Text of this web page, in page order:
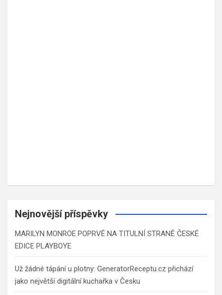
Nejnovější příspěvky
MARILYN MONROE POPRVÉ NA TITULNÍ STRANĚ ČESKÉ
EDICE PLAYBOYE
Už žádné tápání u plotny: GeneratorReceptu.cz přichází
jako největší digitální kuchařka v Česku